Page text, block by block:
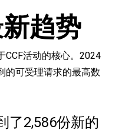
趋势
CCF活动的核心。2024
的可受理请求的最高数
了2,586份新的